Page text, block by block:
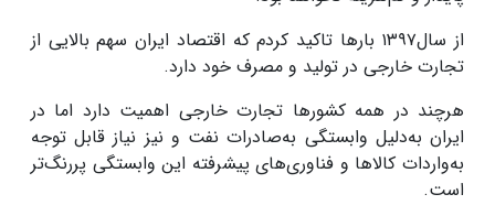
از سال۱۳۹۷ بارها تاکید کردم که اقتصاد ایران سهم بالایی از
تجارت خارجی در تولید و مصرف خود دارد.
هرچند در همه کشورها تجارت خارجی اهمیت دارد اما در
ایران به‌دلیل وابستگی به‌صادرات نفت و نیز نیاز قابل توجه
به‌واردات کالاها و فناوری‌های پیشرفته این وابستگی پررنگ‌تر
است.